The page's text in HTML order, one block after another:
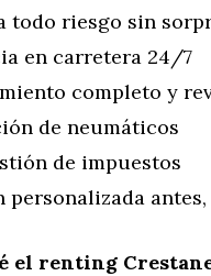
todo riesgo sin
en carretera 24/7
completo y
de neumáticos
de impuestos
personalizada
el renting